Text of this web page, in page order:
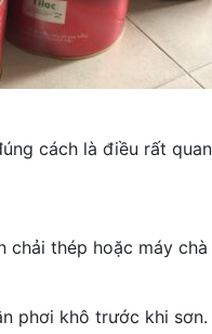
cách là điều rất
thép hoặc máy
phơi khô trước khi sơn.